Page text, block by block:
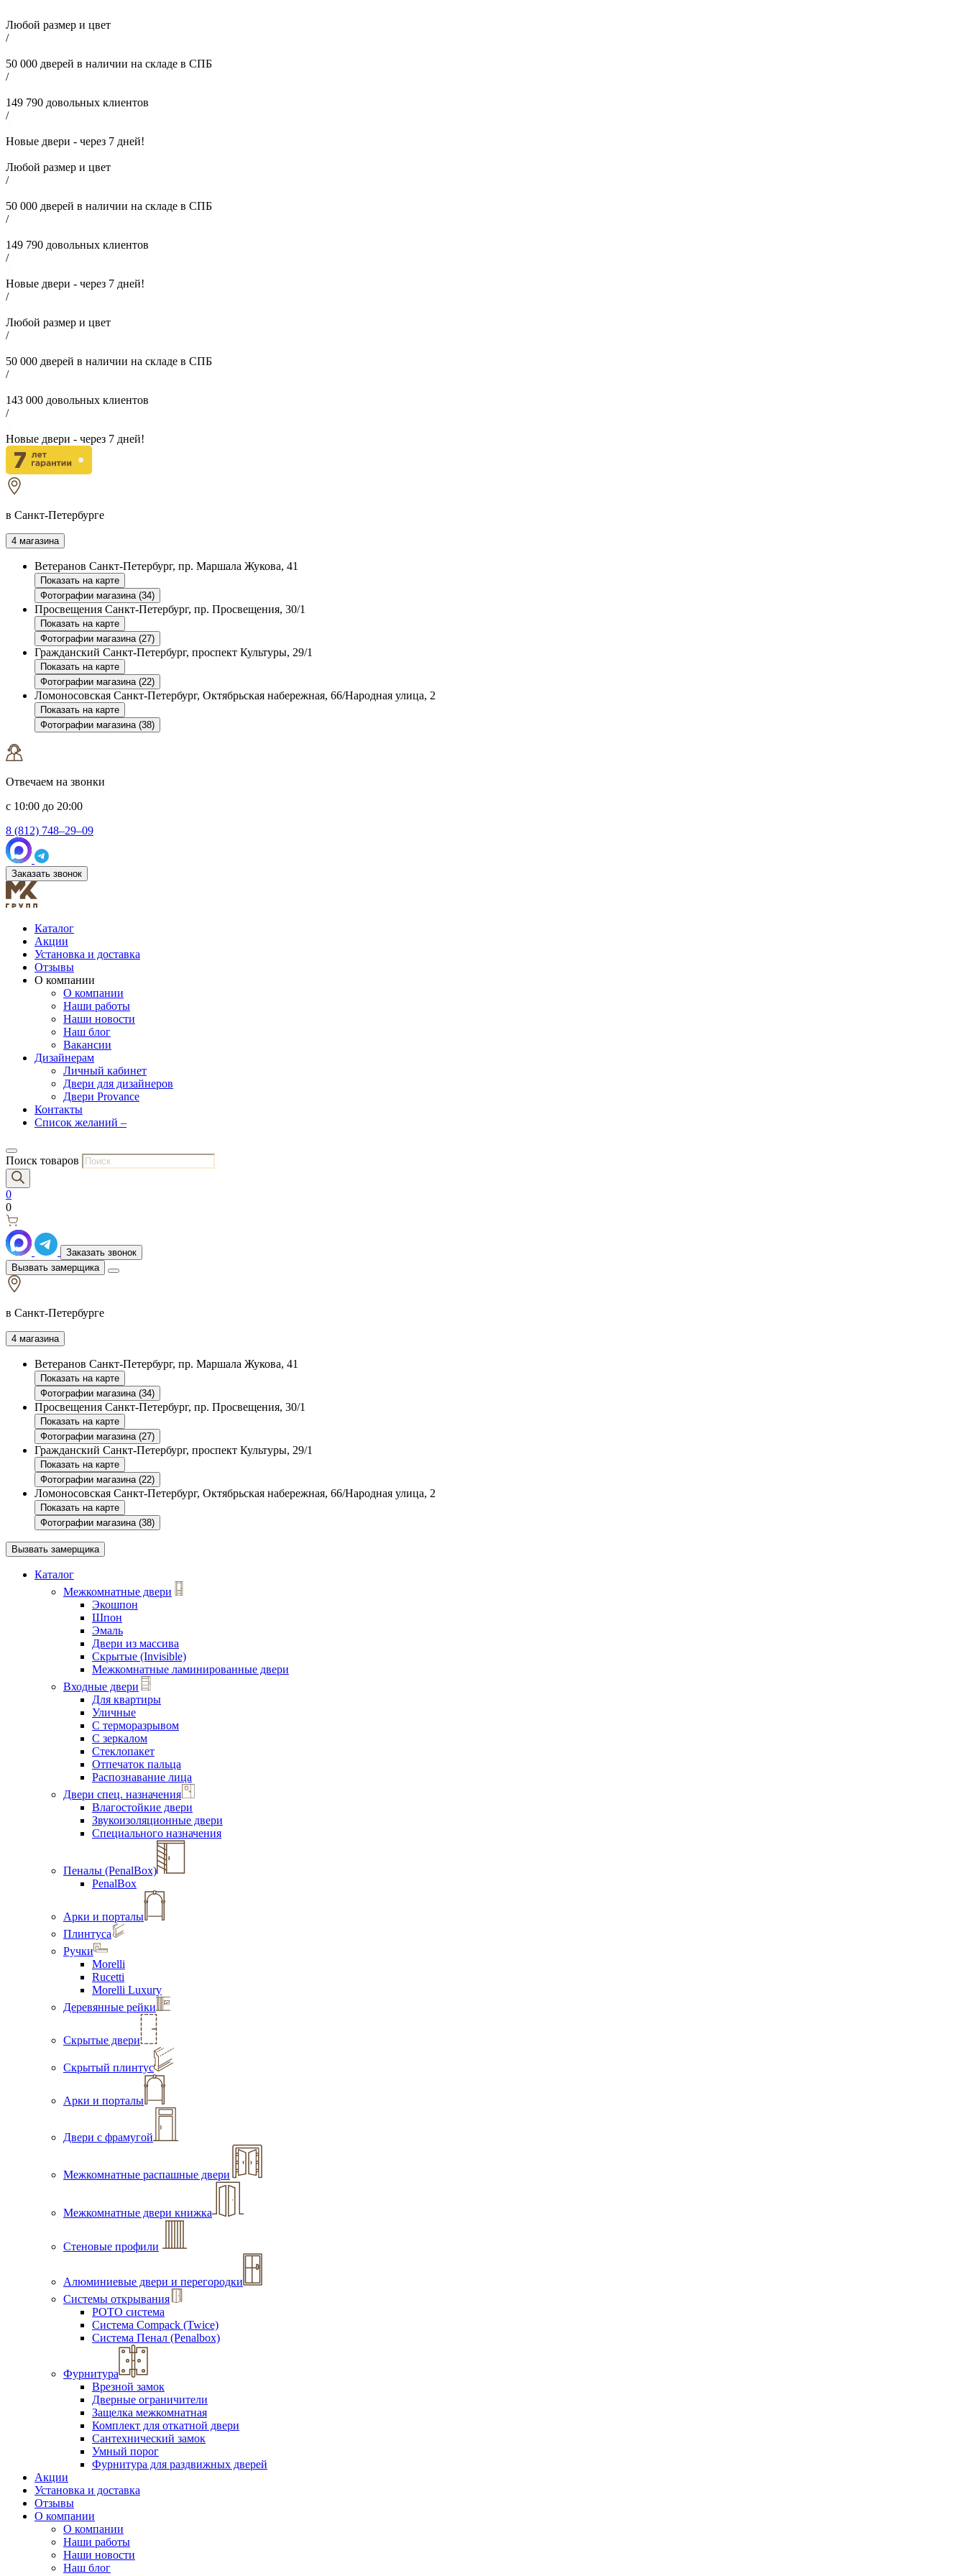
Любой размер и цвет
/
50 000 дверей в наличии на складе в СПБ
/
149 790 довольных клиентов
/
Новые двери - через 7 дней!
Любой размер и цвет
/
50 000 дверей в наличии на складе в СПБ
/
149 790 довольных клиентов
/
Новые двери - через 7 дней!
/
Любой размер и цвет
/
50 000 дверей в наличии на складе в СПБ
/
143 000 довольных клиентов
/
Новые двери - через 7 дней!
в Санкт-Петербурге
4 магазина
Ветеранов Санкт-Петербург, пр. Маршала Жукова, 41
Показать на карте
Фотографии магазина (34)
Просвещения Санкт-Петербург, пр. Просвещения, 30/1
Показать на карте
Фотографии магазина (27)
Гражданский Санкт-Петербург, проспект Культуры, 29/1
Показать на карте
Фотографии магазина (22)
Ломоносовская Санкт-Петербург, Октябрьская набережная, 66/Народная улица, 2
Показать на карте
Фотографии магазина (38)
Отвечаем на звонки
с 10:00 до 20:00
8 (812) 748–29–09
Заказать звонок
Каталог
Акции
Установка и доставка
Отзывы
О компании
О компании
Наши работы
Наши новости
Наш блог
Вакансии
Дизайнерам
Личный кабинет
Двери для дизайнеров
Двери Provance
Контакты
Список желаний –
Поиск товаров
0
0
Заказать звонок
Вызвать замерщика
в Санкт-Петербурге
4 магазина
Ветеранов Санкт-Петербург, пр. Маршала Жукова, 41
Показать на карте
Фотографии магазина (34)
Просвещения Санкт-Петербург, пр. Просвещения, 30/1
Показать на карте
Фотографии магазина (27)
Гражданский Санкт-Петербург, проспект Культуры, 29/1
Показать на карте
Фотографии магазина (22)
Ломоносовская Санкт-Петербург, Октябрьская набережная, 66/Народная улица, 2
Показать на карте
Фотографии магазина (38)
Вызвать замерщика
Каталог
Межкомнатные двери
Экошпон
Шпон
Эмаль
Двери из массива
Скрытые (Invisible)
Межкомнатные ламинированные двери
Входные двери
Для квартиры
Уличные
С терморазрывом
С зеркалом
Стеклопакет
Отпечаток пальца
Распознавание лица
Двери спец. назначения
Влагостойкие двери
Звукоизоляционные двери
Специального назначения
Пеналы (PenalBox)
PenalBox
Арки и порталы
Плинтуса
Ручки
Morelli
Rucetti
Morelli Luxury
Деревянные рейки
Скрытые двери
Скрытый плинтус
Арки и порталы
Двери с фрамугой
Межкомнатные распашные двери
Межкомнатные двери книжка
Стеновые профили
Алюминиевые двери и перегородки
Системы открывания
РОТО система
Система Compack (Twice)
Система Пенал (Penalbox)
Фурнитура
Врезной замок
Дверные ограничители
Защелка межкомнатная
Комплект для откатной двери
Сантехнический замок
Умный порог
Фурнитура для раздвижных дверей
Акции
Установка и доставка
Отзывы
О компании
О компании
Наши работы
Наши новости
Наш блог